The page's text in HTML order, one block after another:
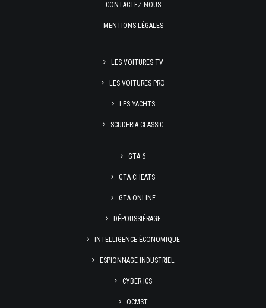
CONTACTEZ-NOUS
MENTIONS LÉGALES
LES VOITURES TV
LES VOITURES PRO
LES YACHTS
SCUDERIA CLASSIC
GTA 6
GTA CHEATS
GTA ONLINE
DÉPOUSSIÉRAGE
INTELLIGENCE ÉCONOMIQUE
ESPIONNAGE INDUSTRIEL
CYBER ICS
OCMST